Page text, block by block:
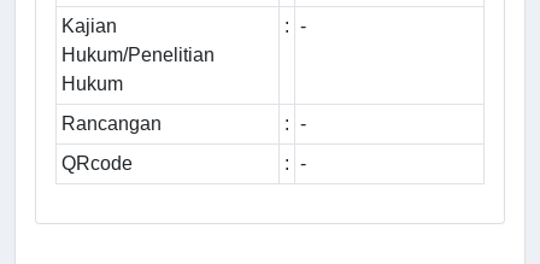
Kajian
Hukum/Penelitian
Hukum
: -
Rancangan : -
QRcode
: -